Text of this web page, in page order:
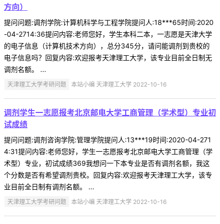
方向）
提问问题:调剂学院:计算机科学与工程学院提问人:18***65时间:2020
-04-2714:36提问内容:老师您好，学生本科二本，一志愿是天津大学
的电子信息（计算机技术方向），总分345分，请问能调剂到贵校的
电子信息吗？回复内容:欢迎报考天津理工大学，该专业目前全日制无
调剂名额。 ...
天津理工大学考研问题 本站小编 天津理工大学 2022-10-16
调剂学生一志愿报考北京邮电大学工商管理（学术型）专业初
试成绩
提问问题:调剂咨询学院:管理学院提问人:13***19时间:2020-04-271
4:31提问内容:老师您好，学生一志愿报考北京邮电大学工商管理（学
术型）专业，初试成绩369我想问一下本专业是否有调剂名额，我这
个分数是否有希望调剂贵校。回复内容:欢迎报考天津理工大学，该专
业目前全日制有调剂名额。 ...
天津理工大学考研问题 本站小编 天津理工大学 2022-10-16